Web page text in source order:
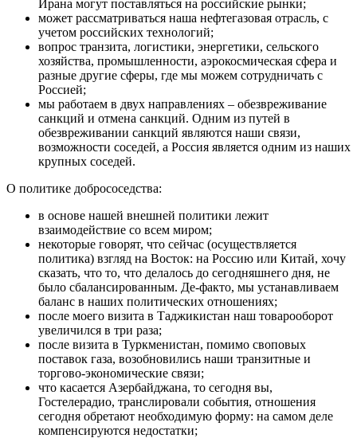
Ирана могут поставляться на российские рынки;
может рассматриваться наша нефтегазовая отрасль, с
учетом российских технологий;
вопрос транзита, логистики, энергетики, сельского
хозяйства, промышленности, аэрокосмическая сфера и
разные другие сферы, где мы можем сотрудничать с
Россией;
мы работаем в двух направлениях – обезвреживание
санкций и отмена санкций. Одним из путей в
обезвреживании санкций являются наши связи,
возможности соседей, а Россия является одним из наших
крупных соседей.
О политике добрососедства:
в основе нашей внешней политики лежит
взаимодействие со всем миром;
некоторые говорят, что сейчас (осуществляется
политика) взгляд на Восток: на Россию или Китай, хочу
сказать, что то, что делалось до сегодняшнего дня, не
было сбалансированным. Де-факто, мы устанавливаем
баланс в наших политических отношениях;
после моего визита в Таджикистан наш товарооборот
увеличился в три раза;
после визита в Туркменистан, помимо своповых
поставок газа, возобновились наши транзитные и
торгово-экономические связи;
что касается Азербайджана, то сегодня вы,
Гостелерадио, транслировали события, отношения
сегодня обретают необходимую форму: на самом деле
компенсируются недостатки;